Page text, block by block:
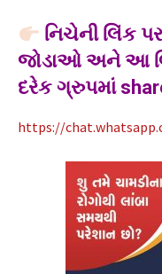
નિચેની લિંક
જોડાઓ અને આ
દરેક ગ્રુપમાં
https://